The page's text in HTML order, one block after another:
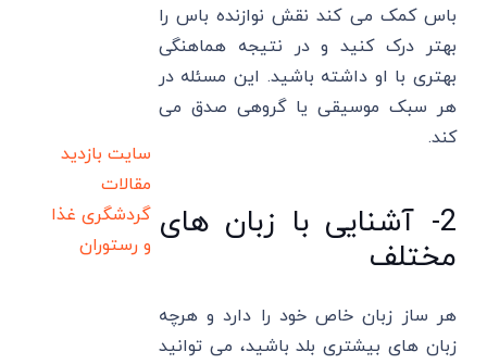
باس کمک می کند نقش نوازنده باس را
بهتر درک کنید و در نتیجه هماهنگی
بهتری با او داشته باشید. این مسئله در
هر سبک موسیقی یا گروهی صدق می
کند.
2- آشنایی با زبان های
مختلف
هر ساز زبان خاص خود را دارد و هرچه
زبان های بیشتری بلد باشید، می توانید
سایت بازدید
مقالات
گردشگری غذا
و رستوران